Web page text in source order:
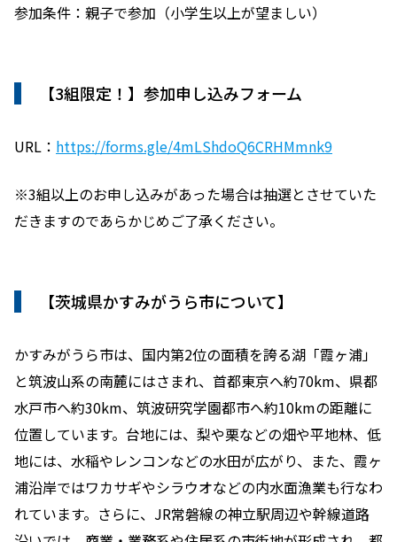
参加条件：親子で参加（小学生以上が望ましい）
【3組限定！】参加申し込みフォーム
URL： https://forms.gle/4mLShdoQ6CRHMmnk9
※3組以上のお申し込みがあった場合は抽選とさせていた
だきますのであらかじめご了承ください。
【茨城県かすみがうら市について】
かすみがうら市は、国内第2位の面積を誇る湖「霞ヶ浦」
と筑波山系の南麓にはさまれ、首都東京へ約70km、県都
水戸市へ約30km、筑波研究学園都市へ約10kmの距離に
位置しています。台地には、梨や栗などの畑や平地林、低
地には、水稲やレンコンなどの水田が広がり、また、霞ヶ
浦沿岸ではワカサギやシラウオなどの内水面漁業も行なわ
れています。さらに、JR常磐線の神立駅周辺や幹線道路